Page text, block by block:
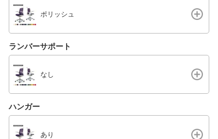
ポリッシュ
ランバーサポート
なし
ハンガー
あり